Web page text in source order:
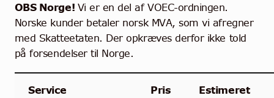
OBS Norge! Vi er en del af VOEC-ordningen.
Norske kunder betaler norsk MVA, som vi afregner
med Skatteetaten. Der opkræves derfor ikke told
på forsendelser til Norge.
Service Pris
Estimeret